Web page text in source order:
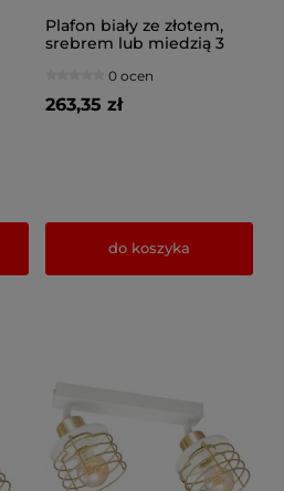
Plafon biały ze złotem,
srebrem lub miedzią 3
przegubach
0 ocen
263,35 zł
do koszyka